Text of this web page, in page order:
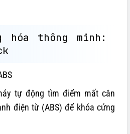
hóa thông minh:
tự động tìm điểm mất cân
điện từ (ABS) để khóa cứng